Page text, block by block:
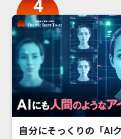
自分にそっくりの「AI